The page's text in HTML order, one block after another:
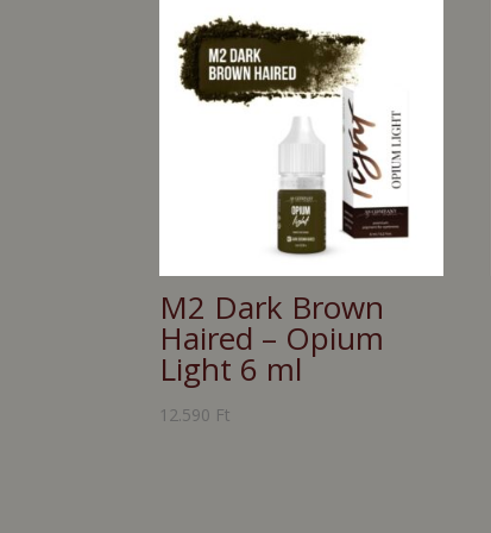
M2 Dark Brown
Haired – Opium
Light 6 ml
12.590 Ft